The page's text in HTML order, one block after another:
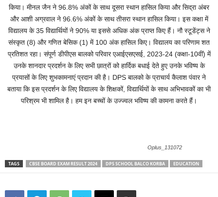
किया। मीनल जैन ने 96.8% अंकों के साथ दूसरा स्थान हासिल किया और सिद्रा अंबर
और आशी अग्रवाल ने 96.6% अंकों के साथ तीसरा स्थान हासिल किया। इस कक्षा में
विद्यालय के 35 विद्यार्थियों ने 90% या इससे अधिक अंक प्राप्त किए हैं। नौ स्टूडेंट्स ने
संस्कृत (8) और गणित बेसिक (1) में 100 अंक हासिल किए। विद्यालय का परिणाम शत
प्रतिशत रहा। संपूर्ण डीपीएस बालको परिवार एआईएसएसई, 2023-24 (कक्षा-10वीं) में
उनके शानदार प्रदर्शन के लिए सभी छात्रों को हार्दिक बधाई देते हुए उनके भविष्य के
प्रयासों के लिए शुभकामनाएं प्रदान की है। DPS बालको के प्राचार्य कैलाश पंवार ने
बताया कि इस प्रदर्शन के लिए विद्यालय के शिक्षकों, विद्यार्थियों के साथ अभिभावकों का भी
परिश्रम भी शामिल है। हम इन बच्चों के उज्ज्वल भविष्य की कामना करते हैं।
Oplus_131072
TAGS CBSE BOARD EXAM RESULT 2024 DPS SCHOOL BALCO KORBA EDUCATION